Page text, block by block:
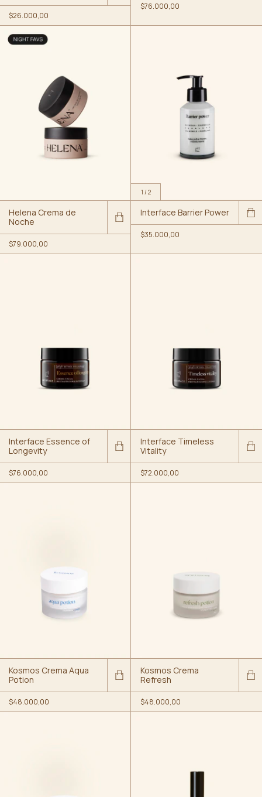
$26.000,00
$76.000,00
Helena Crema de
Noche
$79.000,00
1 /2
Interface Barrier Power
$35.000,00
Interface Essence of
Longevity
$76.000,00
Interface Timeless
Vitality
$72.000,00
Kosmos Crema Aqua
Potion
$48.000,00
Kosmos Crema
Refresh
$48.000,00